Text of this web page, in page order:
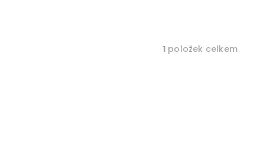
1 položek celkem